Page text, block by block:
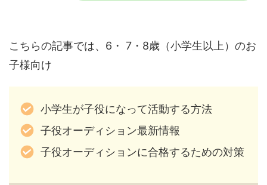
こちらの記事では、6・ 7・8歳（小学生以上）のお
子様向け
小学生が子役になって活動する方法
子役オーディション最新情報
子役オーディションに合格するための対策